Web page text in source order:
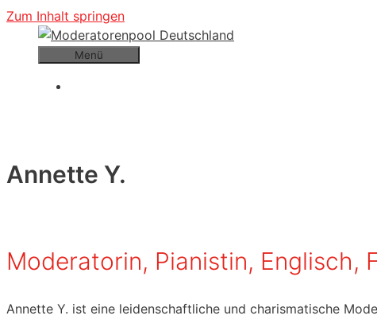
Zum Inhalt springen
Menü
Annette Y.
Moderatorin, Pianistin, Englisch,
Annette Y. ist eine leidenschaftliche und charismatische